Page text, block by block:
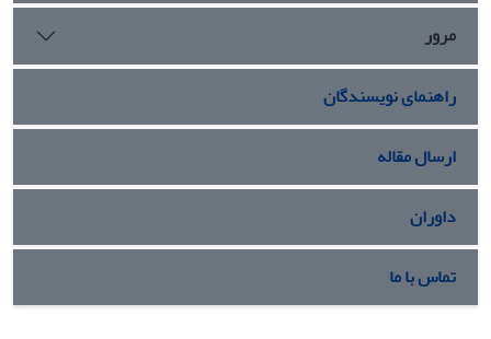
مرور
راهنمای نویسندگان
ارسال مقاله
داوران
تماس با ما